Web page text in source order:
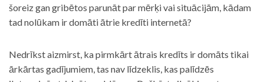
šoreiz gan gribētos parunāt par mērķi vai situācijām, kādam
tad nolūkam ir domāti ātrie kredīti internetā?
Nedrīkst aizmirst, ka pirmkārt ātrais kredīts ir domāts tikai
ārkārtas gadījumiem, tas nav līdzeklis, kas palīdzēs